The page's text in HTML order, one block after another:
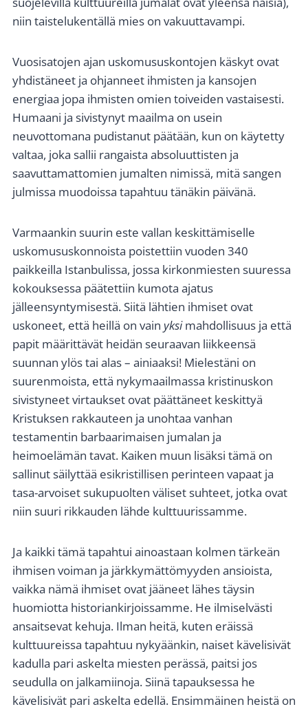
niin taistelukentällä mies on vakuuttavampi.
Vuosisatojen ajan uskomususkontojen käskyt ovat
yhdistäneet ja ohjanneet ihmisten ja kansojen
energiaa jopa ihmisten omien toiveiden vastaisesti.
Humaani ja sivistynyt maailma on usein
neuvottomana pudistanut päätään, kun on käytetty
valtaa, joka sallii rangaista absoluuttisten ja
saavuttamattomien jumalten nimissä, mitä sangen
julmissa muodoissa tapahtuu tänäkin päivänä.
Varmaankin suurin este vallan keskittämiselle
uskomususkonnoista poistettiin vuoden 340
paikkeilla Istanbulissa, jossa kirkonmiesten suuressa
kokouksessa päätettiin kumota ajatus
jälleensyntymisestä. Siitä lähtien ihmiset ovat
uskoneet, että heillä on vain yksimahdollisuus ja että
papit määrittävät heidän seuraavan liikkeensä
suunnan ylös tai alas – ainiaaksi! Mielestäni on
suurenmoista, että nykymaailmassa kristinuskon
sivistyneet virtaukset ovat päättäneet keskittyä
Kristuksen rakkauteen ja unohtaa vanhan
testamentin barbaarimaisen jumalan ja
heimoelämän tavat. Kaiken muun lisäksi tämä on
sallinut säilyttää esikristillisen perinteen vapaat ja
tasa-arvoiset sukupuolten väliset suhteet, jotka ovat
niin suuri rikkauden lähde kulttuurissamme.
Ja kaikki tämä tapahtui ainoastaan kolmen tärkeän
ihmisen voiman ja järkkymättömyyden ansioista,
vaikka nämä ihmiset ovat jääneet lähes täysin
huomiotta historiankirjoissamme. He ilmiselvästi
ansaitsevat kehuja. Ilman heitä, kuten eräissä
kulttuureissa tapahtuu nykyäänkin, naiset kävelisivät
kadulla pari askelta miesten perässä, paitsi jos
seudulla on jalkamiinoja. Siinä tapauksessa he
kävelisivät pari askelta edellä. Ensimmäinen heistä on